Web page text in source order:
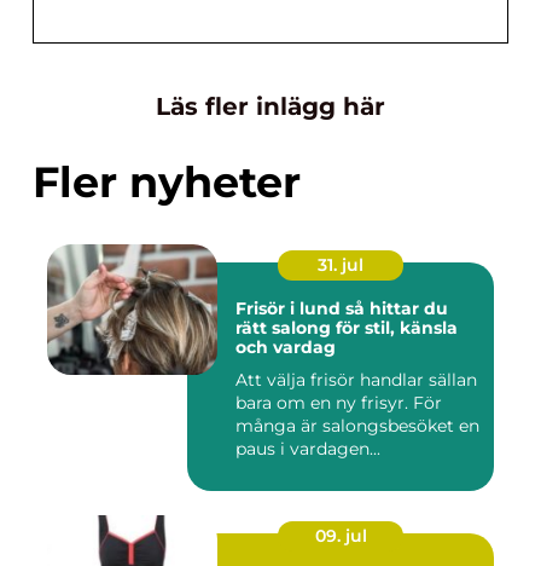
Läs fler inlägg här
Fler nyheter
31. jul
Frisör i lund så hittar du
rätt salong för stil, känsla
och vardag
Att välja frisör handlar sällan
bara om en ny frisyr. För
många är salongsbesöket en
paus i vardagen...
09. jul